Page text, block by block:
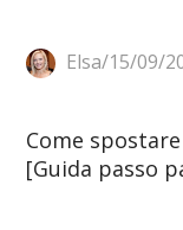
Elsa/15/09/
Come
[Guida passo